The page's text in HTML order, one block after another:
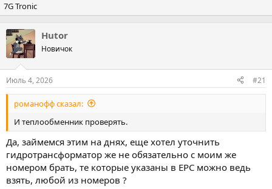
т
о
р
т
е
м
ы
а
а
ч
л
а
7G Tronic
Hutor
Новичок
Июль 4, 2026 #21
романофф сказал:
И теплообменник проверять.
Да, займемся этим на днях, еще хотел уточнить
гидротрансформатор же не обязательно с моим же
номером брать, те которые указаны в EPC можно ведь
взять, любой из номеров ?